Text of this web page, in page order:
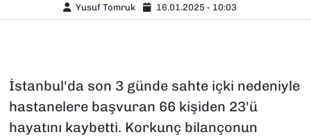
Yusuf Tomruk 16.01.2025 - 10:03
İstanbul'da son 3 günde sahte içki nedeniyle
hastanelere başvuran 66 kişiden 23'ü
hayatını kaybetti. Korkunç bilançonun